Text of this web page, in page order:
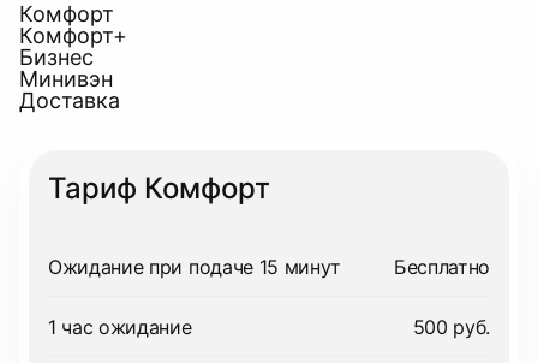
Комфорт
Комфорт+
Бизнес
Минивэн
Доставка
Тариф Комфорт
Ожидание при подаче 15 минут Бесплатно
1 час ожидание 500 руб.